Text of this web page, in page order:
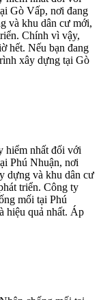
Gò Vấp, nơi đang
và khu dân cư mới,
Chính vì vậy,
hết. Nếu bạn đang
xây dựng tại Gò
hiểm nhất đối với
Phú Nhuận, nơi
dựng và khu dân cư
triển. Công ty
mối tại Phú
hiệu quả nhất. Áp